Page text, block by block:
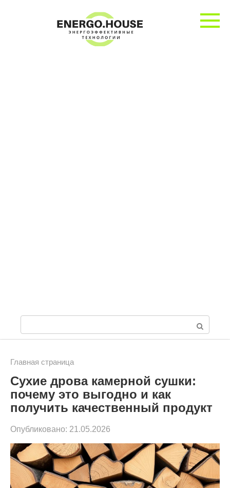
о
с
к
Главная страница
Сухие дрова камерной сушки:
почему это выгодно и как
получить качественный продукт
Опубликовано: 21.05.2026